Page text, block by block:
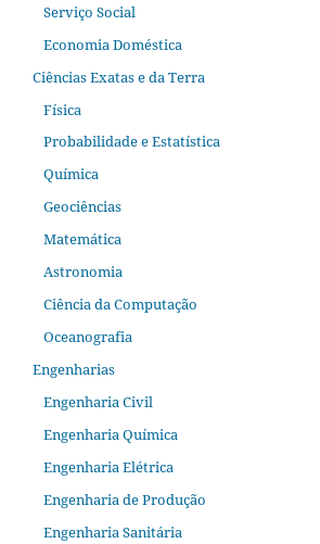
Serviço Social
Economia Doméstica
Ciências Exatas e da Terra
Física
Probabilidade e Estatística
Química
Geociências
Matemática
Astronomia
Ciência da Computação
Oceanografia
Engenharias
Engenharia Civil
Engenharia Química
Engenharia Elétrica
Engenharia de Produção
Engenharia Sanitária